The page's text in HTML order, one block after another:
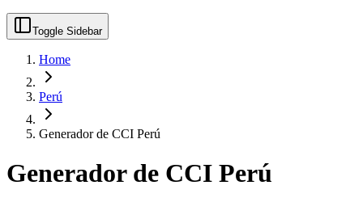
Toggle Sidebar
Home
Perú
Generador de CCI Perú
Generador de CCI Perú